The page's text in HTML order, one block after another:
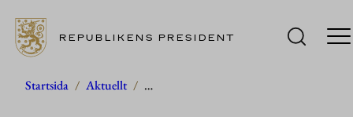
Hoppa
REPUBLIKENS PRESIDENT
Startsida / Aktuellt / …